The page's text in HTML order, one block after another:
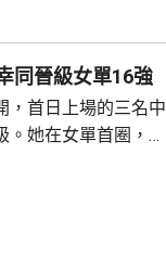
同晉級女單16強
，首日上場的三名中
她在女單首圈，以
頭號種子、日本的